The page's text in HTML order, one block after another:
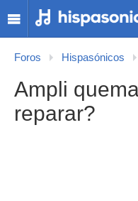
Foros Hispasónicos
Ampli
reparar?